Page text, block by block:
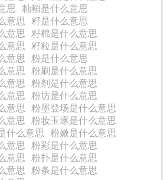
思
籼稻是什么意思
意思
籽是什么意思
意思
籽棉是什么意思
意思
籽粒是什么意思
意思
粉是什么意思
意思
粉刷是什么意思
意思
粉剂是什么意思
意思
粉坊是什么意思
意思
粉墨登场是什么意思
意思
粉妆玉琢是什么意思
什么意思
粉嫩是什么意思
意思
粉彩是什么意思
意思
粉扑是什么意思
意思
粉条是什么意思